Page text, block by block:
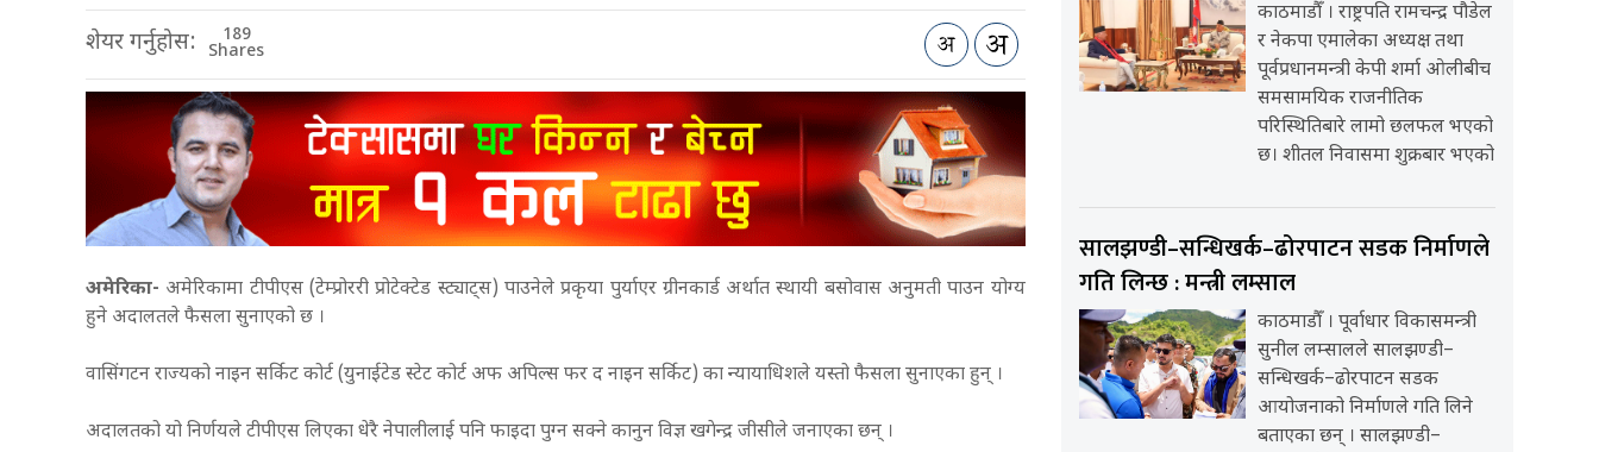
शेयर गर्नुहोस: 189
Shares
अमेरिका- अमेरिकामा टीपीएस (टेम्प्रोररी प्रोटेक्टेड स्ट्याट्स) पाउनेले प्रकृया पुर्याएर ग्रीनकार्ड अर्थात स्थायी बसोवास अनुमती पाउन योग्य
हुने अदालतले फैसला सुनाएको छ ।
वासिंगटन राज्यको नाइन सर्किट कोर्ट (युनाईटेड स्टेट कोर्ट अफ अपिल्स फर द नाइन सर्किट) का न्यायाधिशले यस्तो फैसला सुनाएका हुन् ।
अदालतको यो निर्णयले टीपीएस लिएका धेरै नेपालीलाई पनि फाइदा पुग्न सक्ने कानुन विज्ञ खगेन्द्र जीसीले जनाएका छन् ।
काठमाडौँ । राष्ट्रपति रामचन्द्र पौडेल
र नेकपा एमालेका अध्यक्ष तथा
पूर्वप्रधानमन्त्री केपी शर्मा ओलीबीच
समसामयिक राजनीतिक
परिस्थितिबारे लामो छलफल भएको
छ। शीतल निवासमा शुक्रबार भएको
सालझण्डी–सन्धिखर्क–ढोरपाटन सडक निर्माणले
गति लिन्छ : मन्त्री लम्साल
काठमाडौँ । पूर्वाधार विकासमन्त्री
सुनील लम्सालले सालझण्डी–
सन्धिखर्क–ढोरपाटन सडक
आयोजनाको निर्माणले गति लिने
बताएका छन् । सालझण्डी–